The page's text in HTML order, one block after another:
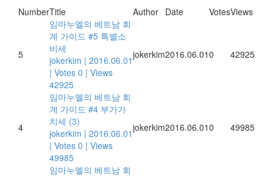
NumberTitle Author Date VotesViews
5
임마누엘의 베트남 회
계 가이드 #5 특별소
비세
jokerkim | 2016.06.01
| Votes 0 | Views
42925
jokerkim2016.06.010 42925
4
임마누엘의 베트남 회
계 가이드 #4 부가가
치세 (3)
jokerkim | 2016.06.01
| Votes 0 | Views
49985
jokerkim2016.06.010 49985
임마누엘의 베트남 회